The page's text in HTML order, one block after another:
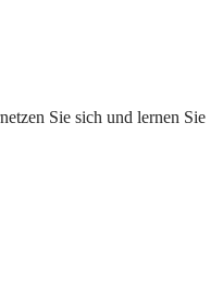
Sie sich und lernen Sie